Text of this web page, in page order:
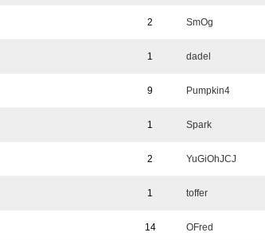
2 SmOg
1 dadel
9 Pumpkin4
1 Spark
2 YuGiOhJCJ
1 toffer
14 OFred